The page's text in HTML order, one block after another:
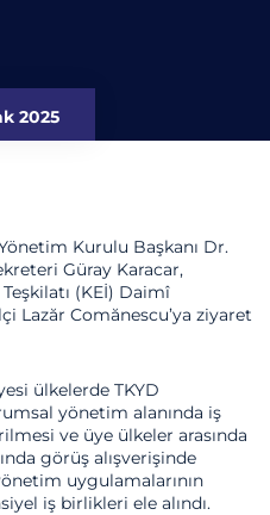
2025
Kurulu Başkanı Dr.
Güray Karacar,
(KEİ) Daimî
Lazăr Comănescu’ya ziyaret
ülkelerde TKYD
yönetim alanında iş
ve üye ülkeler arasında
görüş alışverişinde
uygulamalarının
iş birlikleri ele alındı.